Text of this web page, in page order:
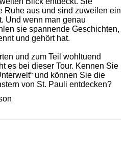
Ruhe aus und sind zuweilen ein
Und wenn man genau
sie spannende Geschichten,
und gehört hat.
und zum Teil wohltuend
es bei dieser Tour. Kennen Sie
und können Sie die
von St. Pauli entdecken?